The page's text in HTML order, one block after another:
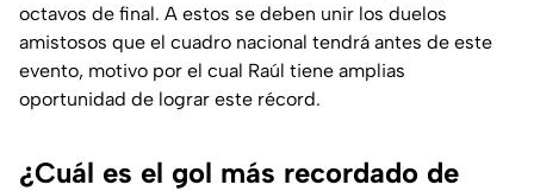
octavos de final. A estos se deben unir los duelos
amistosos que el cuadro nacional tendrá antes de este
evento, motivo por el cual Raúl tiene amplias
oportunidad de lograr este récord.
¿Cuál es el gol más recordado de